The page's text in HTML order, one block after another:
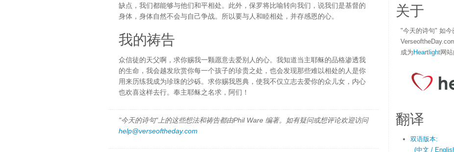
缺点，我们都能够与他们和平相处。此外，保罗将比喻转向我们，说我们是基督的
身体，身体自然不会与自己争战。所以要与人和睦相处，并存感恩的心。
我的祷告
众信徒的天父啊，求你赐我一颗愿意去爱别人的心。我知道当主耶稣的品格渗透我
的生命，我会越发欣赏你每一个孩子的珍贵之处，也会发现那些难以相处的人是你
用来历练我成为珍珠的沙砾。求你赐我恩典，使我不仅立志去爱你的众儿女，内心
也欢喜这样去行。奉主耶稣之名求，阿们！
"今天的诗句"上的这些想法和祷告都由Phil Ware 编著。如有疑问或想评论欢迎访问
help@verseoftheday.com
关于
"今天的诗句" 如今
成为 Heartlight网站
翻译
双语版本:
(中文 /